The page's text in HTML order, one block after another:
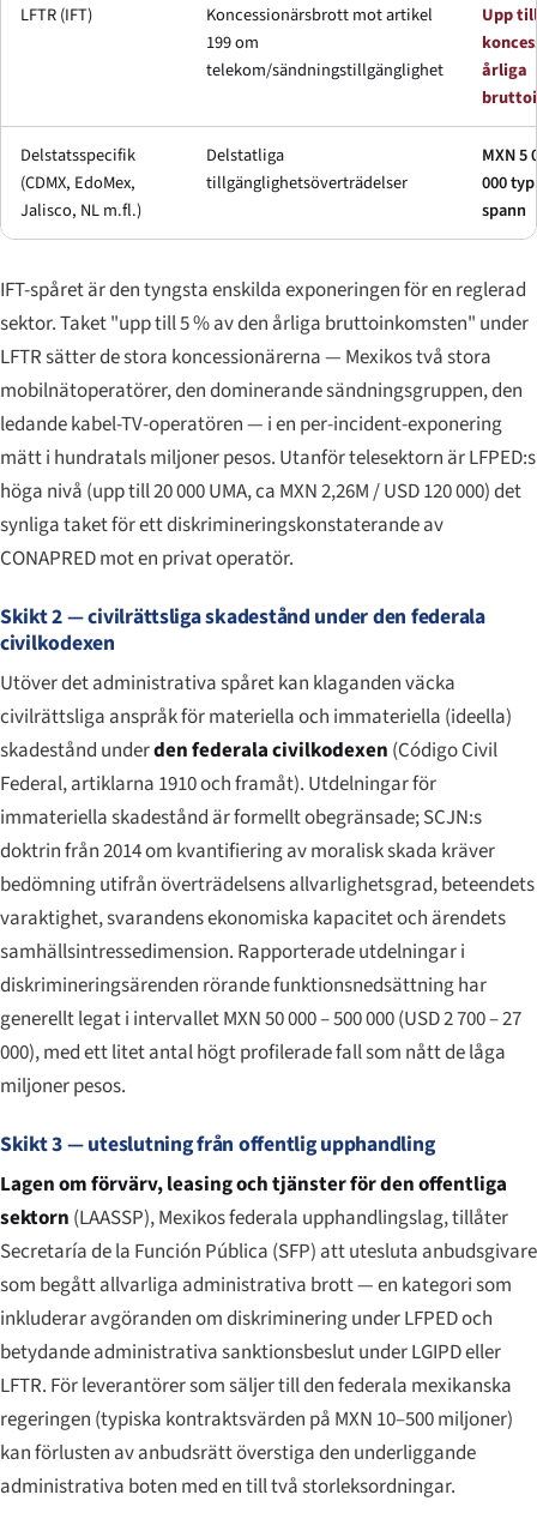
LFTR (IFT)
Koncessionärsbrott mot artikel
199 om
telekom/sändningstillgänglighet
Upp
årliga
Delstatsspecifik
(CDMX, EdoMex,
Jalisco, NL m.fl.)
Delstatliga
tillgänglighetsöverträdelser
MXN 5
000
spann
IFT-spåret är den tyngsta enskilda exponeringen för en reglerad
sektor. Taket "upp till 5 % av den årliga bruttoinkomsten" under
LFTR sätter de stora koncessionärerna — Mexikos två stora
mobilnätoperatörer, den dominerande sändningsgruppen, den
ledande kabel-TV-operatören — i en per-incident-exponering
mätt i hundratals miljoner pesos. Utanför telesektorn är LFPED:s
höga nivå (upp till 20 000 UMA, ca MXN 2,26M / USD 120 000) det
synliga taket för ett diskrimineringskonstaterande av
CONAPRED mot en privat operatör.
Skikt 2 — civilrättsliga skadestånd under den federala
civilkodexen
Utöver det administrativa spåret kan klaganden väcka
civilrättsliga anspråk för materiella och immateriella (ideella)
skadestånd underden federala civilkodexen (Código Civil
Federal, artiklarna 1910 och framåt). Utdelningar för
immateriella skadestånd är formellt obegränsade; SCJN:s
doktrin från 2014 om kvantifiering av moralisk skada kräver
bedömning utifrån överträdelsens allvarlighetsgrad, beteendets
varaktighet, svarandens ekonomiska kapacitet och ärendets
samhällsintressedimension. Rapporterade utdelningar i
diskrimineringsärenden rörande funktionsnedsättning har
generellt legat i intervallet MXN 50 000 – 500 000 (USD 2 700 – 27
000), med ett litet antal högt profilerade fall som nått de låga
miljoner pesos.
Skikt 3 — uteslutning från offentlig upphandling
Lagen om förvärv, leasing och tjänster för den offentliga
sektorn (LAASSP), Mexikos federala upphandlingslag, tillåter
Secretaría de la Función Pública (SFP) att utesluta anbudsgivare
som begått allvarliga administrativa brott — en kategori som
inkluderar avgöranden om diskriminering under LFPED och
betydande administrativa sanktionsbeslut under LGIPD eller
LFTR. För leverantörer som säljer till den federala mexikanska
regeringen (typiska kontraktsvärden på MXN 10–500 miljoner)
kan förlusten av anbudsrätt överstiga den underliggande
administrativa boten med en till två storleksordningar.